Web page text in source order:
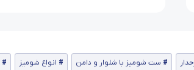
ست شومیز با شلوار و دامن انواع شومیز